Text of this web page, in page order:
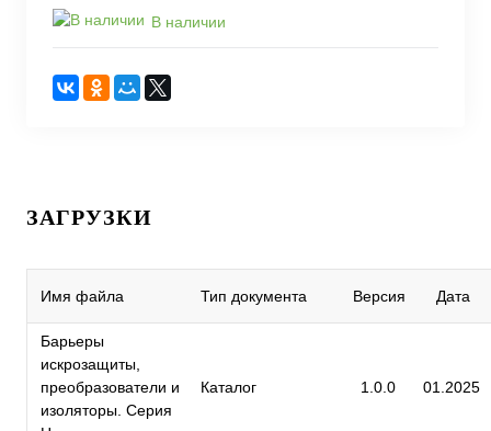
В наличии
ЗАГРУЗКИ
Имя файла Тип документа Версия Дата
Барьеры
искрозащиты,
преобразователи и
изоляторы. Серия
Каталог 1.0.0 01.2025